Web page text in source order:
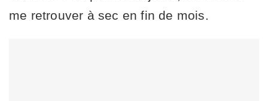
me retrouver à sec en fin de mois.